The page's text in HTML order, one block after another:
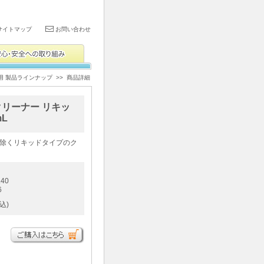
イトマップ お問い合わせ
製品ラインナップ>> 商品詳細
ーナー リキッ
くリキッドタイプのク
)